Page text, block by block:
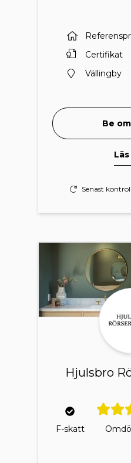
Certifikat
Vällingby
Be
Senast
Hjulsbro
F-skatt